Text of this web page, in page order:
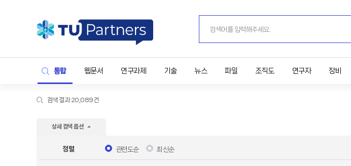
통합 웹문서 연구과제 기술 뉴스 파일 조직도 연구자 장비
검색 결과 20,089건
상세 검색 옵션
정렬 관련도순 최신순